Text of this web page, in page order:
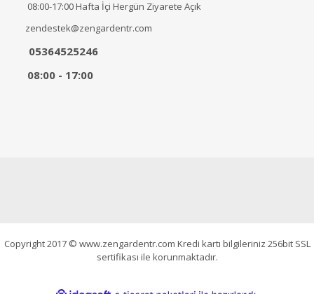
08:00-17:00 Hafta İçi Hergün Ziyarete Açık
zendestek@zengardentr.com
05364525246
08:00 - 17:00
Copyright 2017 © www.zengardentr.com Kredi kartı bilgileriniz 256bit SSL
sertifikası ile korunmaktadır.